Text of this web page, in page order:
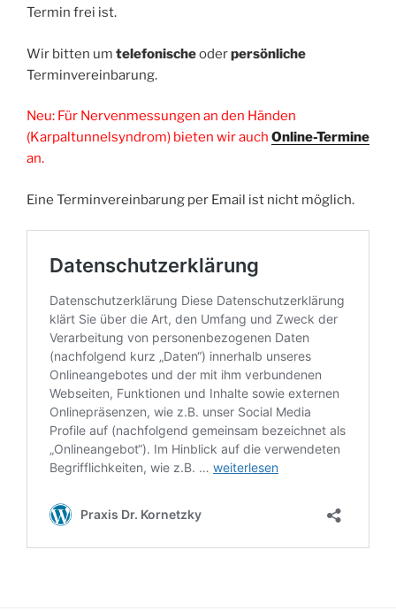
Termin frei ist.
Wir bitten um telefonischeoderpersönliche
Terminvereinbarung.
Neu: Für Nervenmessungen an den Händen
(Karpaltunnelsyndrom) bieten wir auch Online-Termine
an.
Eine Terminvereinbarung per Email ist nicht möglich.